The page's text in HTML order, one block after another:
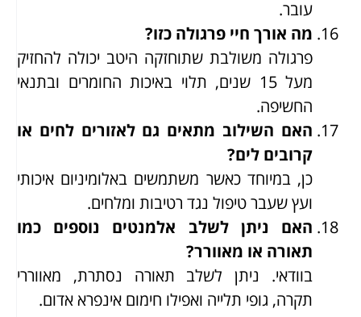
עובר.
מה אורך חיי פרגולה כזו?
פרגולה משולבת שתוחזקה היטב יכולה להחזיק
מעל 15 שנים, תלוי באיכות החומרים ובתנאי
החשיפה.
האם השילוב מתאים גם לאזורים לחים או
קרובים לים?
כן, במיוחד כאשר משתמשים באלומיניום איכותי
ועץ שעבר טיפול נגד רטיבות ומלחים.
האם ניתן לשלב אלמנטים נוספים כמו
תאורה או מאוורר?
בוודאי. ניתן לשלב תאורה נסתרת, מאווררי
תקרה, גופי תלייה ואפילו חימום אינפרא אדום.